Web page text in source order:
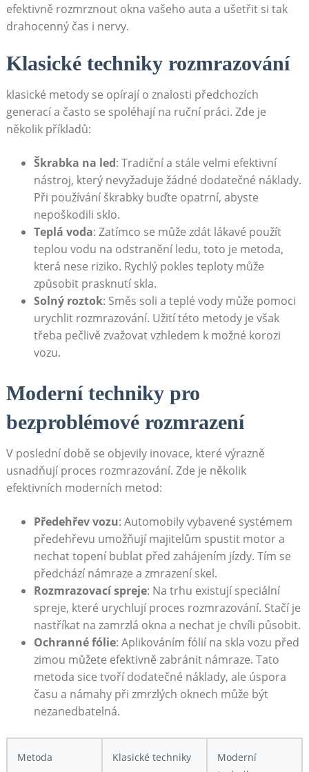
efektivně rozmrznout okna vašeho auta a ušetřit si tak
‍drahocenný čas ⁢i nervy.
Klasické techniky rozmrazování
klasické metody se opírají o znalosti předchozích
generací a často se spoléhají na ruční práci. Zde je
několik příkladů:
Škrabka⁢ na led: Tradiční a stále‍ velmi efektivní⁤
nástroj, který nevyžaduje žádné dodatečné náklady.
Při používání škrabky buďte opatrní,‌ abyste
nepoškodili‍ sklo.
Teplá voda: Zatímco⁤ se může zdát ​lákavé použít
teplou ‌vodu‌ na odstranění ledu, toto ⁣je metoda,
která nese riziko. ⁢Rychlý pokles ⁤teploty může
způsobit prasknutí ⁤skla.
Solný roztok: Směs soli a teplé vody může pomoci
urychlit rozmrazování. Užití ​této metody je však⁤
třeba pečlivě zvažovat vzhledem k možné⁣ korozi
vozu.
Moderní techniky pro
bezproblémové ‌rozmrazení
V ​poslední době se objevily inovace, které výrazně
usnadňují ​proces ‍rozmrazování. Zde je několik
⁣efektivních ⁤moderních metod:
Předehřev vozu: Automobily vybavené systémem
předehřevu umožňují majitelům spustit motor a
nechat topení bublat před zahájením jízdy. Tím se
předchází ⁤námraze a zmrazení skel.
Rozmrazovací spreje: Na⁢ trhu existují speciální
spreje, které urychlují proces rozmrazování. Stačí je⁢
nastříkat na zamrzlá okna a nechat je chvíli působit.
Ochranné⁣ fólie: Aplikováním fólií na skla vozu ⁤před
zimou můžete efektivně ⁤zabránit námraze. Tato
metoda sice tvoří dodatečné náklady, ale úspora
času a‌ námahy při zmrzlých oknech může​ být
nezanedbatelná.
Metoda Klasické techniky
Moderní